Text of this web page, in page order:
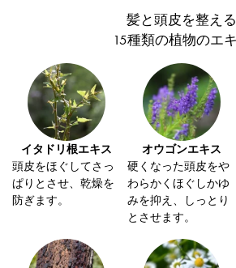
髪と頭皮を整える
15種類の植物のエ
イタドリ根エキス
頭皮をほぐしてさっ
ぱりとさせ、乾燥を
防ぎます。
オウゴンエキス
硬くなった頭皮をや
わらかくほぐしかゆ
みを抑え、しっとり
とさせます。